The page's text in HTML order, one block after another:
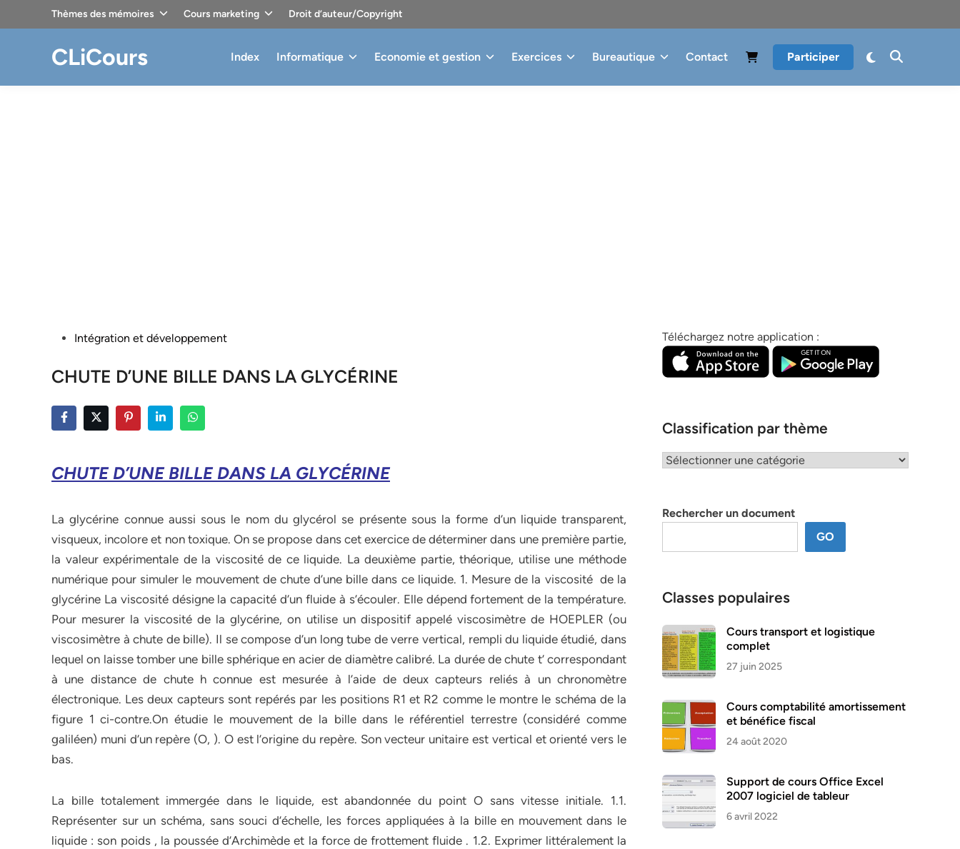
Thèmes des mémoires Cours marketing Droit d’auteur/Copyright
CLiCours Index Informatique Economie et gestion Exercices Bureautique Contact Participer
PostedIntégration et développement
CHUTE D’UNE BILLE DANS LA GLYCÉRINE
CHUTE D’UNE BILLE DANS LA GLYCÉRINE
La glycérine connue aussi sous le nom du glycérol se présente sous la forme d’un liquide transparent,
visqueux, incolore et non toxique. On se propose dans cet exercice de déterminer dans une première partie,
la valeur expérimentale de la viscosité de ce liquide. La deuxième partie, théorique, utilise une méthode
numérique pour simuler le mouvement de chute d’une bille dans ce liquide. 1. Mesure de la viscosité de la
glycérine La viscosité désigne la capacité d’un fluide à s’écouler. Elle dépend fortement de la température.
Pour mesurer la viscosité de la glycérine, on utilise un dispositif appelé viscosimètre de HOEPLER (ou
viscosimètre à chute de bille). Il se compose d’un long tube de verre vertical, rempli du liquide étudié, dans
lequel on laisse tomber une bille sphérique en acier de diamètre calibré. La durée de chute t’ correspondant
à une distance de chute h connue est mesurée à l’aide de deux capteurs reliés à un chronomètre
électronique. Les deux capteurs sont repérés par les positions R1 et R2 comme le montre le schéma de la
figure 1 ci-contre.On étudie le mouvement de la bille dans le référentiel terrestre (considéré comme
galiléen) muni d’un repère (O, ). O est l’origine du repère. Son vecteur unitaire est vertical et orienté vers le
bas.
La bille totalement immergée dans le liquide, est abandonnée du point O sans vitesse initiale. 1.1.
Représenter sur un schéma, sans souci d’échelle, les forces appliquées à la bille en mouvement dans le
liquide : son poids , la poussée d’Archimède et la force de frottement fluide . 1.2. Exprimer littéralement la
Téléchargez notre application :
Classification par thème
Classification
Rechercher un document
GO
Classes populaires
Cours transport et logistique
complet
27 juin 2025
Cours comptabilité amortissement
et bénéfice fiscal
24 août 2020
Support de cours Office Excel
2007 logiciel de tableur
6 avril 2022